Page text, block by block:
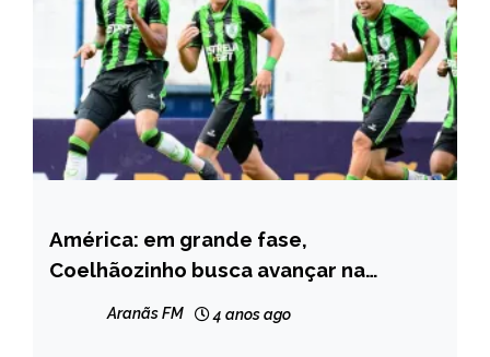
ESPORTES
América: em grande fase,
Coelhãozinho busca avançar na
Aranãs FM 4 anos ago